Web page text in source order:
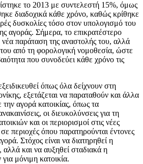
το 2013 με συντελεστή 15%, όμως
διαδοχικά κάθε χρόνο, καθώς κρίθηκε
δυσκολίες τόσο στον υπολογισμό του
αγοράς. Σήμερα, το επικρατέστερο
νέα παράταση της αναστολής του, αλλά
από τη φορολογική νομοθεσία, ώστε
που συνοδεύει κάθε χρόνο τις
όπως όλα δείχνουν στη
εξετάζεται να παραταθούν και άλλα
την αγορά κατοικίας, όπως τα
οι διευκολύνσεις για τη
και οι περιορισμοί στις νέες
περιοχές όπου παρατηρούνται έντονες
Στόχος είναι να διατηρηθεί η
αλλά και να αυξηθεί σταδιακά η
μόνιμη κατοικία.